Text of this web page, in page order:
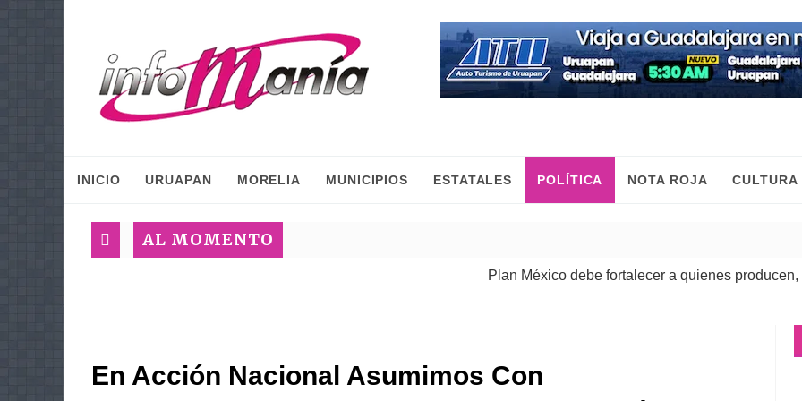
INICIO URUAPAN MORELIA MUNICIPIOS ESTATALES POLÍTICA NOTA ROJA CULTURA
AL MOMENTO
Plan México debe fortalecer a quienes producen,
En Acción Nacional Asumimos Con